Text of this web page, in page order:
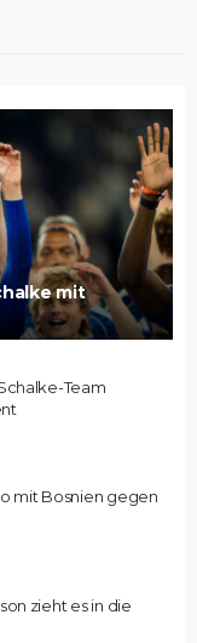
mit
Team
mit Bosnien gegen
zieht es in die